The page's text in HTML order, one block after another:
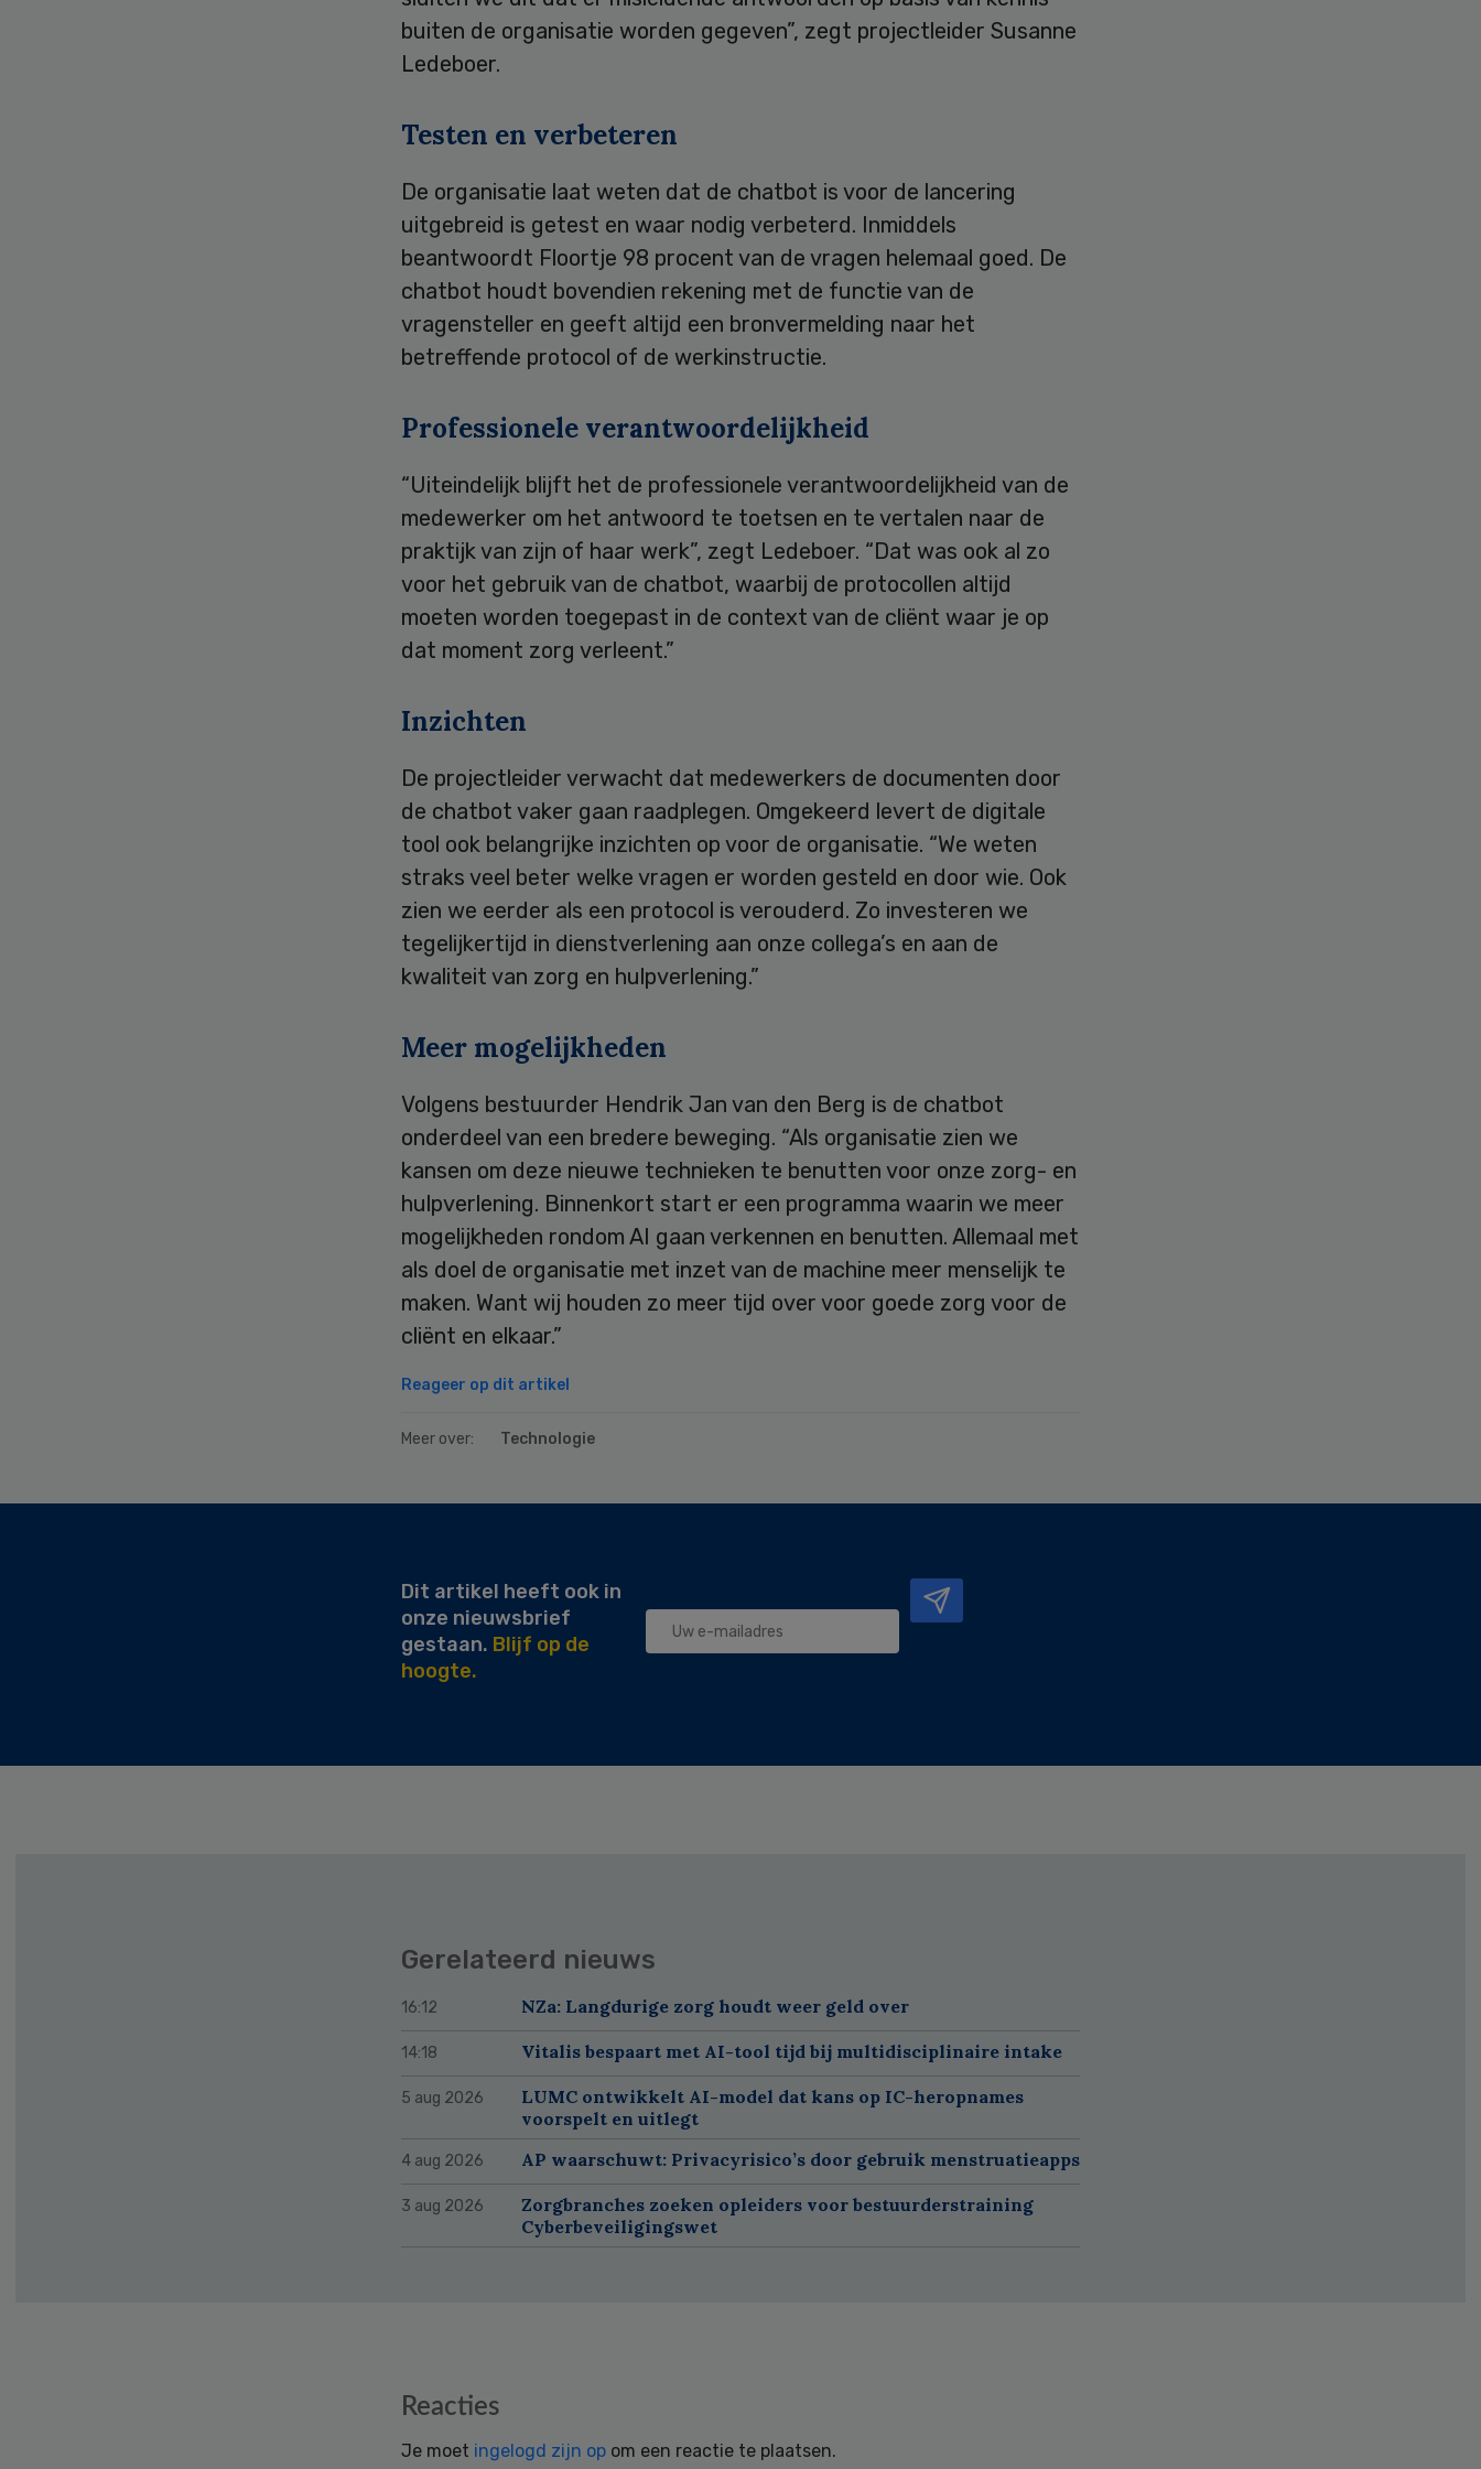
buiten de organisatie worden gegeven”, zegt projectleider Susanne
Ledeboer.
Testen en verbeteren
De organisatie laat weten dat de chatbot is voor de lancering
uitgebreid is getest en waar nodig verbeterd. Inmiddels
beantwoordt Floortje 98 procent van de vragen helemaal goed. De
chatbot houdt bovendien rekening met de functie van de
vragensteller en geeft altijd een bronvermelding naar het
betreffende protocol of de werkinstructie.
Professionele verantwoordelijkheid
“Uiteindelijk blijft het de professionele verantwoordelijkheid van de
medewerker om het antwoord te toetsen en te vertalen naar de
praktijk van zijn of haar werk”, zegt Ledeboer. “Dat was ook al zo
voor het gebruik van de chatbot, waarbij de protocollen altijd
moeten worden toegepast in de context van de cliënt waar je op
dat moment zorg verleent.”
Inzichten
De projectleider verwacht dat medewerkers de documenten door
de chatbot vaker gaan raadplegen. Omgekeerd levert de digitale
tool ook belangrijke inzichten op voor de organisatie. “We weten
straks veel beter welke vragen er worden gesteld en door wie. Ook
zien we eerder als een protocol is verouderd. Zo investeren we
tegelijkertijd in dienstverlening aan onze collega’s en aan de
kwaliteit van zorg en hulpverlening.”
Meer mogelijkheden
Volgens bestuurder Hendrik Jan van den Berg is de chatbot
onderdeel van een bredere beweging. “Als organisatie zien we
kansen om deze nieuwe technieken te benutten voor onze zorg- en
hulpverlening. Binnenkort start er een programma waarin we meer
mogelijkheden rondom AI gaan verkennen en benutten. Allemaal met
als doel de organisatie met inzet van de machine meer menselijk te
maken. Want wij houden zo meer tijd over voor goede zorg voor de
cliënt en elkaar.”
Reageer op dit artikel
Meer over: Technologie
Secondary
Dit artikel heeft ook in
onze nieuwsbrief
gestaan. Blijf op de
hoogte.
Gerelateerd nieuws
16:12 NZa: Langdurige zorg houdt weer geld over
14:18 Vitalis bespaart met AI-tool tijd bij multidisciplinaire intake
5 aug 2026
LUMC ontwikkelt AI-model dat kans op IC-heropnames
voorspelt en uitlegt
4 aug 2026 AP waarschuwt: Privacyrisico’s door gebruik menstruatieapps
3 aug 2026
Zorgbranches zoeken opleiders voor bestuurderstraining
Cyberbeveiligingswet
Reacties
Je moet ingelogd zijn op om een reactie te plaatsen.